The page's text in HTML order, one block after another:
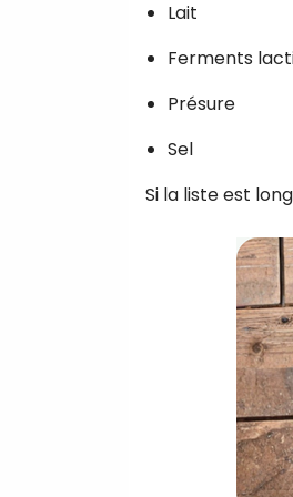
Lait
Ferments
Présure
Sel
Si la liste est